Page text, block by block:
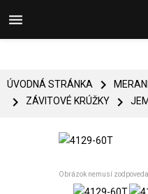

ÚVODNÁ STRÁNKA 
 ZÁVITOVÉ KRÚŽKY 
Obrázok nemusí